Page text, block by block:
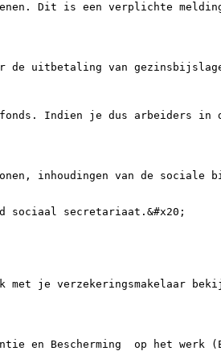
Dit is een verplichte
uitbetaling van gezinsbijslagen
Indien je dus arbeiders
inhoudingen van de
sociaal secretariaat.&#x20;
je verzekeringsmakelaar
Bescherming  op het werk